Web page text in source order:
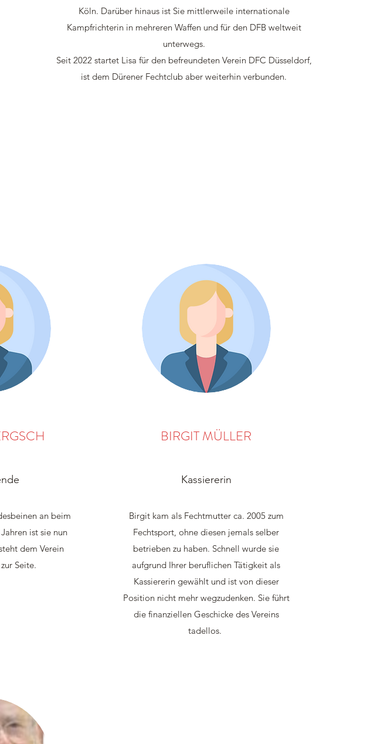
Köln. Darüber hinaus ist Sie mittlerweile internationale
Kampfrichterin in mehreren Waffen und für den DFB weltweit
unterwegs.
Seit 2022 startet Lisa für den befreundeten Verein DFC Düsseldorf,
ist dem Dürener Fechtclub aber weiterhin verbunden.
an beim
ist sie nun
dem Verein
Seite.
BIRGIT MÜLLER
Kassiererin
Birgit kam als Fechtmutter ca. 2005 zum
Fechtsport, ohne diesen jemals selber
betrieben zu haben. Schnell wurde sie
aufgrund Ihrer beruflichen Tätigkeit als
Kassiererin gewählt und ist von dieser
Position nicht mehr wegzudenken. Sie führt
die finanziellen Geschicke des Vereins
tadellos.